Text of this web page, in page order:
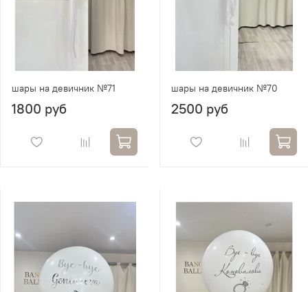
шары на девичник №71
1800 руб
шары на девичник №70
2500 руб